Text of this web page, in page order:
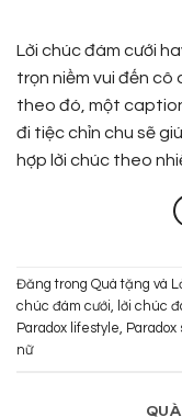
Lời chúc đám cưới
trọn niềm vui đến cô
theo đó, một
đi tiệc chỉn chu sẽ
hợp lời chúc theo
Đăng trong Quà tặng và
chúc đám cưới, lời chúc
Paradox lifestyle,
nữ